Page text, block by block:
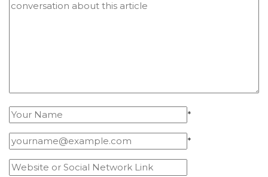
*
*